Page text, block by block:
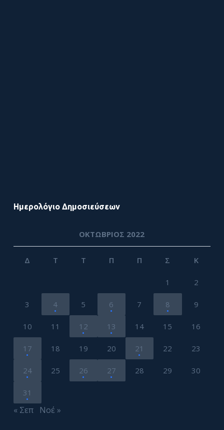
Ημερολόγιο Δημοσιεύσεων
ΟΚΤΏΒΡΙΟΣ 2022
Δ Τ Τ Π Π Σ Κ
1 2
3 4 5 6 7 8 9
10 11 12 13 14 15 16
17 18 19 20 21 22 23
24 25 26 27 28 29 30
31
« Σεπ Νοέ »